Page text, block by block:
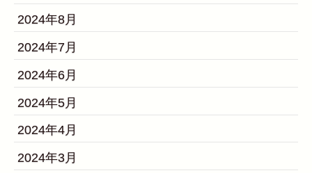
2024年8月
2024年7月
2024年6月
2024年5月
2024年4月
2024年3月